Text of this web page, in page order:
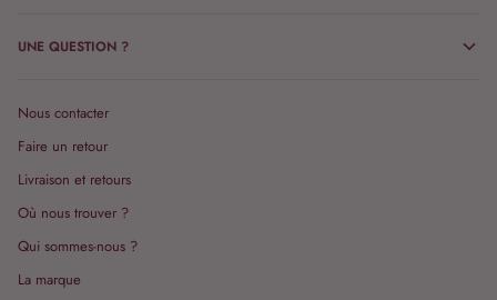
UNE QUESTION ?
Nous contacter
Faire un retour
Livraison et retours
Où nous trouver ?
Qui sommes-nous ?
La marque